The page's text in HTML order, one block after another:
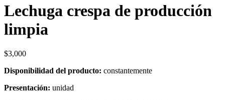
Lechuga crespa de producción
limpia
$3,000
Disponibilidad del producto: constantemente
Presentación: unidad